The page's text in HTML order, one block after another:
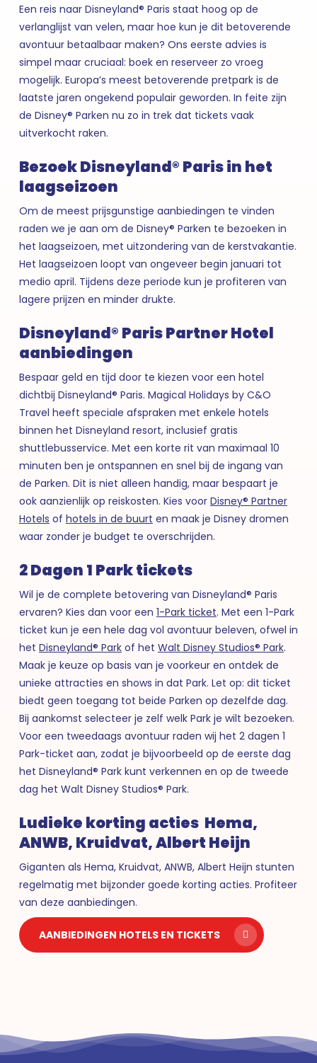
Een reis naar Disneyland® Paris staat hoog op de
verlanglijst van velen, maar hoe kun je dit betoverende
avontuur betaalbaar maken? Ons eerste advies is
simpel maar cruciaal: boek en reserveer zo vroeg
mogelijk. Europa’s meest betoverende pretpark is de
laatste jaren ongekend populair geworden. In feite zijn
de Disney® Parken nu zo in trek dat tickets vaak
uitverkocht raken.
Bezoek Disneyland® Paris in het
laagseizoen
Om de meest prijsgunstige aanbiedingen te vinden
raden we je aan om de Disney® Parken te bezoeken in
het laagseizoen, met uitzondering van de kerstvakantie.
Het laagseizoen loopt van ongeveer begin januari tot
medio april. Tijdens deze periode kun je profiteren van
lagere prijzen en minder drukte.
Disneyland® Paris Partner Hotel
aanbiedingen
Bespaar geld en tijd door te kiezen voor een hotel
dichtbij Disneyland® Paris. Magical Holidays by C&O
Travel heeft speciale afspraken met enkele hotels
binnen het Disneyland resort, inclusief gratis
shuttlebusservice. Met een korte rit van maximaal 10
minuten ben je ontspannen en snel bij de ingang van
de Parken. Dit is niet alleen handig, maar bespaart je
ook aanzienlijk op reiskosten. Kies voor Disney® Partner
Hotels of hotels in de buurt en maak je Disney dromen
waar zonder je budget te overschrijden.
2 Dagen 1 Park tickets
Wil je de complete betovering van Disneyland® Paris
ervaren? Kies dan voor een 1-Park ticket. Met een 1-Park
ticket kun je een hele dag vol avontuur beleven, ofwel in
het Disneyland® Parkof het Walt Disney Studios® Park.
Maak je keuze op basis van je voorkeur en ontdek de
unieke attracties en shows in dat Park. Let op: dit ticket
biedt geen toegang tot beide Parken op dezelfde dag.
Bij aankomst selecteer je zelf welk Park je wilt bezoeken.
Voor een tweedaags avontuur raden wij het 2 dagen 1
Park-ticket aan, zodat je bijvoorbeeld op de eerste dag
het Disneyland® Park kunt verkennen en op de tweede
dag het Walt Disney Studios® Park.
Ludieke korting acties Hema,
ANWB, Kruidvat, Albert Heijn
Giganten als Hema, Kruidvat, ANWB, Albert Heijn stunten
regelmatig met bijzonder goede korting acties. Profiteer
van deze aanbiedingen.
AANBIEDINGEN HOTELS EN TICKETS